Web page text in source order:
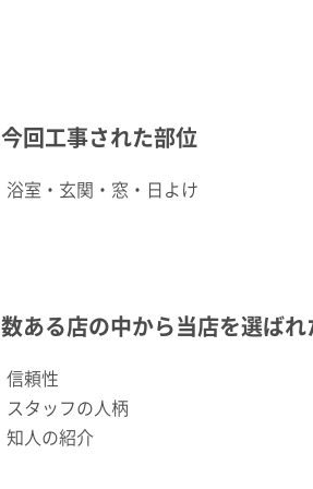
今回工事された部位
浴室・玄関・窓・日よけ
数ある店の中から当店を選ばれ
信頼性
スタッフの人柄
知人の紹介